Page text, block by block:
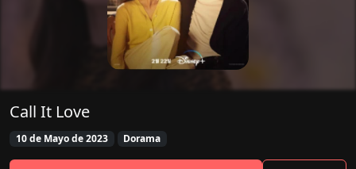
Call It Love
10 de Mayo de 2023 Dorama